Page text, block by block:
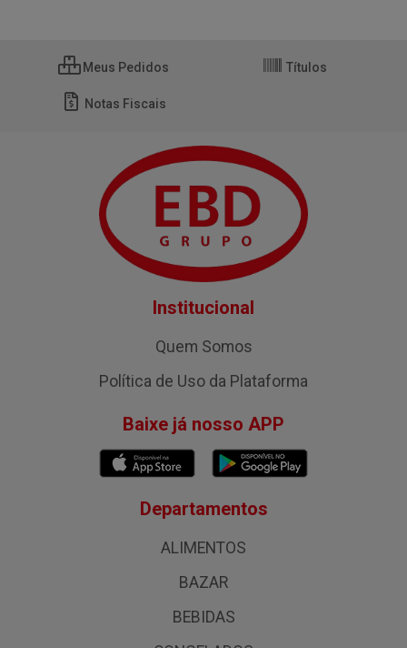
Meus Pedidos Títulos
Notas Fiscais
Institucional
Quem Somos
Política de Uso da Plataforma
Baixe já nosso APP
Departamentos
ALIMENTOS
BAZAR
BEBIDAS